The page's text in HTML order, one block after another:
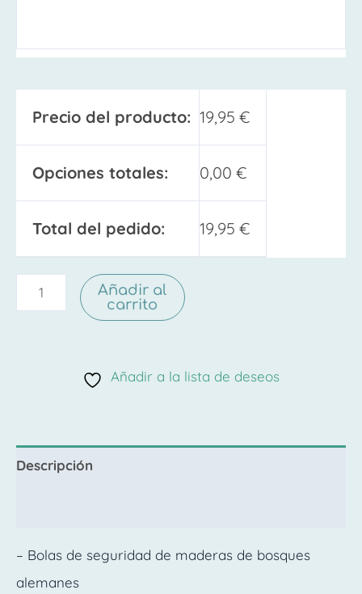
Precio del producto: 19,95 €
Opciones totales: 0,00 €
Total del pedido: 19,95 €
Añadir al
carrito
Añadir a la lista de deseos
Descripción
– Bolas de seguridad de maderas de bosques
alemanes